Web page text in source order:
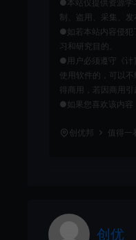
●本站仅提供资源学
制、盗用、采集、发
●如若本站内容侵犯
习和研究目的。
●用户必须遵守《计
使用软件的，可以
得商用，若因商用
●如果您喜欢该内容
创优邦 值得一
创优